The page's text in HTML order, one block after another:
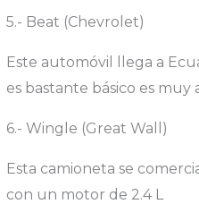
5.- Beat (Chevrolet)
Este automóvil llega a
es bastante básico es
6.- Wingle (Great Wall)
Esta camioneta se
con un motor de 2.4 L